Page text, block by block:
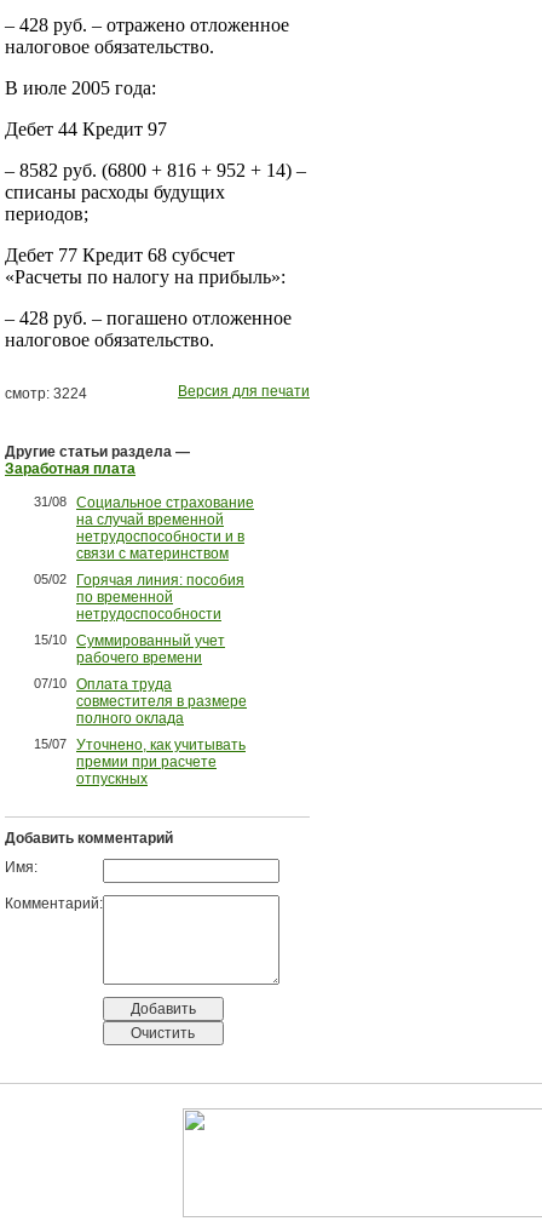
– 428 руб. – отражено отложенное
налоговое обязательство.
В июле 2005 года:
Дебет 44 Кредит 97
– 8582 руб. (6800 + 816 + 952 + 14) –
списаны расходы будущих
периодов;
Дебет 77 Кредит 68 субсчет
«Расчеты по налогу на прибыль»:
– 428 руб. – погашено отложенное
налоговое обязательство.
смотр: 3224 Версия для печати
Другие статьи раздела —
Заработная плата
31/08
Социальное страхование
на случай временной
нетрудоспособности и в
связи с материнством
05/02
Горячая линия: пособия
по временной
нетрудоспособности
15/10
Суммированный учет
рабочего времени
07/10
Оплата труда
совместителя в размере
полного оклада
15/07
Уточнено, как учитывать
премии при расчете
отпускных
Добавить комментарий
Имя:
Комментарий: